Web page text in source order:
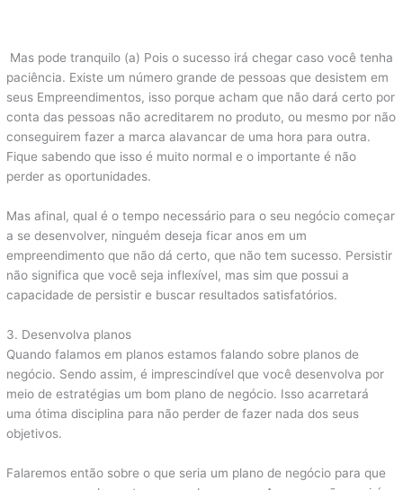
Mas pode tranquilo (a) Pois o sucesso irá chegar caso você tenha
paciência. Existe um número grande de pessoas que desistem em
seus Empreendimentos, isso porque acham que não dará certo por
conta das pessoas não acreditarem no produto, ou mesmo por não
conseguirem fazer a marca alavancar de uma hora para outra.
Fique sabendo que isso é muito normal e o importante é não
perder as oportunidades.
Mas afinal, qual é o tempo necessário para o seu negócio começar
a se desenvolver, ninguém deseja ficar anos em um
empreendimento que não dá certo, que não tem sucesso. Persistir
não significa que você seja inflexível, mas sim que possui a
capacidade de persistir e buscar resultados satisfatórios.
3. Desenvolva planos
Quando falamos em planos estamos falando sobre planos de
negócio. Sendo assim, é imprescindível que você desenvolva por
meio de estratégias um bom plano de negócio. Isso acarretará
uma ótima disciplina para não perder de fazer nada dos seus
objetivos.
Falaremos então sobre o que seria um plano de negócio para que